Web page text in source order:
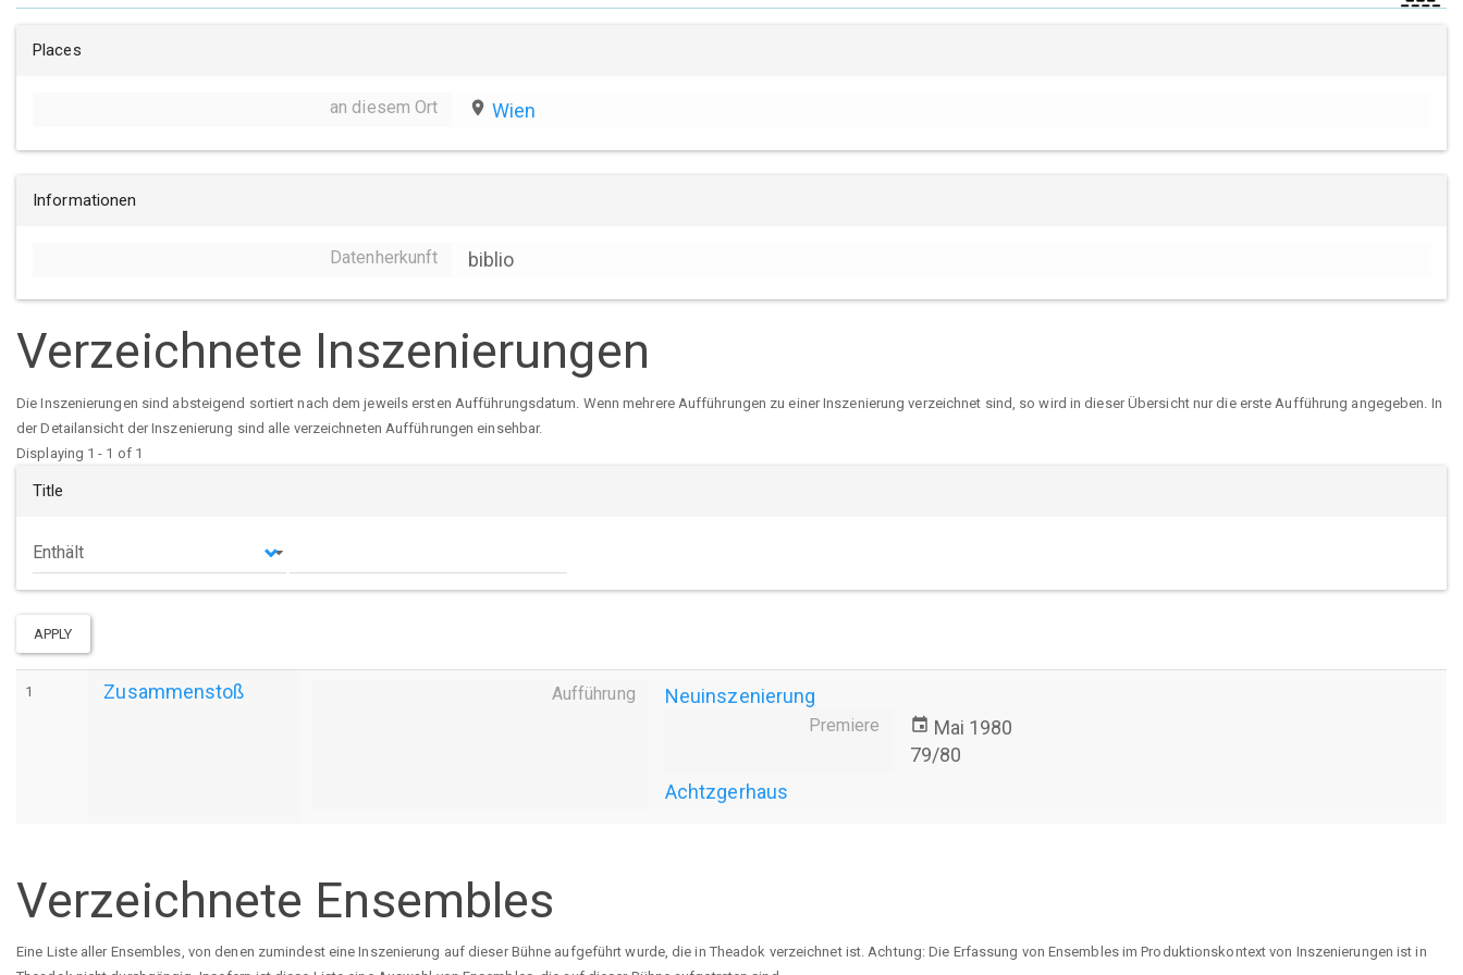
Places
an diesem Ort place Wien
Informationen
Datenherkunft biblio
Verzeichnete Inszenierungen
Die Inszenierungen sind absteigend sortiert nach dem jeweils ersten Aufführungsdatum. Wenn mehrere Aufführungen zu einer Inszenierung verzeichnet sind, so wird in dieser Übersicht nur die erste Aufführung angegeben. In
der Detailansicht der Inszenierung sind alle verzeichneten Aufführungen einsehbar.
Displaying 1 - 1 of 1
Title
Operator
APPLY
1 Zusammenstoß Aufführung Neuinszenierung
Premiere event Mai 1980
79/80
Achtzgerhaus
Verzeichnete Ensembles
Eine Liste aller Ensembles, von denen zumindest eine Inszenierung auf dieser Bühne aufgeführt wurde, die in Theadok verzeichnet ist. Achtung: Die Erfassung von Ensembles im Produktionskontext von Inszenierungen ist in